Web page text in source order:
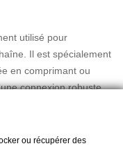
utilisé pour
Il est spécialement
en comprimant ou
connexion robuste.
ou récupérer des